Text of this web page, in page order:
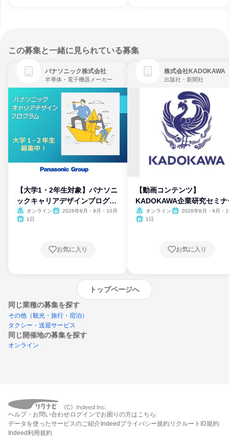
この募集と一緒に見られている募集
パナソニック株式会社
半導体・電子機器メーカー
【大学1・2年生対象】パナソニ
ックキャリアデザインプログラ
ム
オンライン
2026年8月・9月・10月
1日
お気に入り
株式会社KADOKAWA
出版社・新聞社
【動画コンテンツ】
KADOKAWA企業研究セミナ
オンライン
2026年8月・9月・
1日
お気に入り
トップページへ
同じ業種の募集を探す
その他（観光・旅行・宿泊）
タクシー・送迎サービス
同じ開催地の募集を探す
オンライン
エントリーするとプログラムの詳細案内を
受け取れるようになります
ヘルプ・お問い合わせ ログインでお困りの方はこちら
データを使ったサービスのご紹介 Indeedプライバシー規約 リクルートID規約
Indeed利用規約